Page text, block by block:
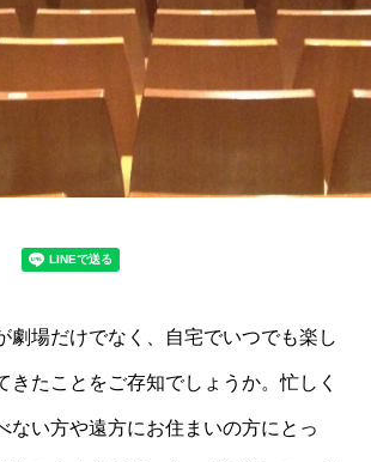
劇場だけでなく、自宅でいつでも楽し
きたことをご存知でしょうか。忙しく
ない方や遠方にお住まいの方にとっ